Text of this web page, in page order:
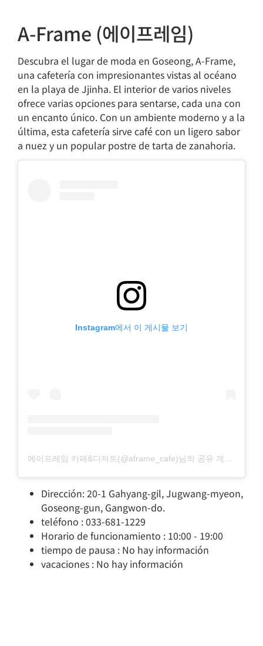
A-Frame (에이프레임)
Descubra el lugar de moda en Goseong, A-Frame,
una cafetería con impresionantes vistas al océano
en la playa de Jjinha. El interior de varios niveles
ofrece varias opciones para sentarse, cada una con
un encanto único. Con un ambiente moderno y a la
última, esta cafetería sirve café con un ligero sabor
a nuez y un popular postre de tarta de zanahoria.
Instagram에서 이 게시물 보기
Dirección: 20-1 Gahyang-gil, Jugwang-myeon,
Goseong-gun, Gangwon-do.
teléfono : 033-681-1229
Horario de funcionamiento : 10:00 - 19:00
tiempo de pausa : No hay información
vacaciones : No hay información